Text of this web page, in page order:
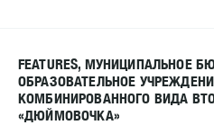
FEATURES, МУНИЦИПАЛЬНОЕ
ОБРАЗОВАТЕЛЬНОЕ
КОМБИНИРОВАННОГО ВИДА
«ДЮЙМОВОЧКА»